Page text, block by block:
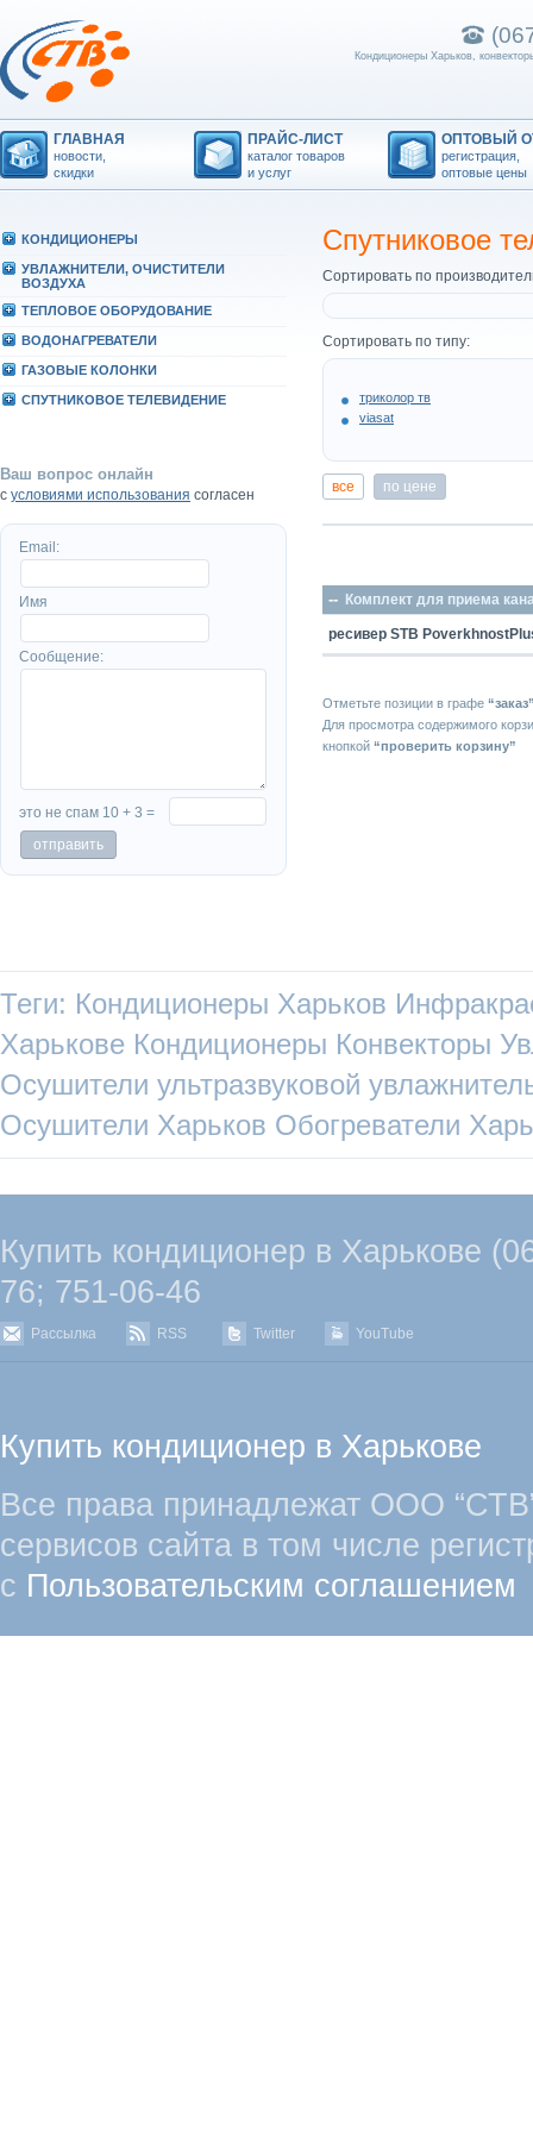
Кондиционеры Харьков,
ГЛАВНАЯ
новости,
скидки
ПРАЙС-ЛИСТ
каталог товаров
и услуг
ОПТОВЫЙ
регистрация,
оптовые цены
КОHДИЦИОHЕРЫ
УВЛАЖHИТЕЛИ, ОЧИСТИТЕЛИ
ВОЗДУХА
ТЕПЛОВОЕ ОБОРУДОВАHИЕ
ВОДОHАГРЕВАТЕЛИ
ГАЗОВЫЕ КОЛОHКИ
СПУТHИКОВОЕ ТЕЛЕВИДЕHИЕ
Ваш вопрос онлайн
с условиями использования согласен
Email:
Имя
Сообщение:
это не спам 10 + 3 =
Спутниковое
Сортировать по
Сортировать по типу:
триколор тв
viasat
все по цене
-- Комплект для приема
ресивер STB
Отметьте позиции в графе
Для просмотра содержимого
кнопкой “проверить корзину”
Теги: Кондиционеры Харьков
Харькове Кондиционеры Конвекторы
Осушители ультразвуковой
Осушители Харьков Обогреватели
Купить кондиционер в Харькове
76; 751-06-46
Рассылка RSS Twitter YouTube
Купить кондиционер в Харькове
Все права принадлежат ООО
сервисов сайта в том числе
с Пользовательским соглашением